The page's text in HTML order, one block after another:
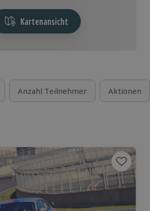
Kartenansicht
Anzahl Teilnehmer Aktionen